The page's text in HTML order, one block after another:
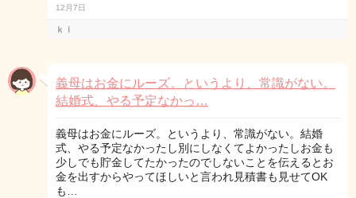
12月7日
ｋｉ
義母はお金にルーズ。というより、常識がない。
結婚式、やる予定なかっ…
義母はお金にルーズ。というより、常識がない。結婚
式、やる予定なかったし別にしなくてよかったしお金も
少しでも貯金してたかったのでしないことを伝えるとお
金を出すからやってほしいと言われ見積書も見せてOK
も…